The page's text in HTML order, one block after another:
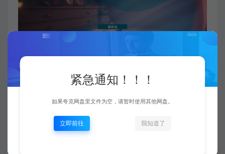
紧急通知！！！
如果夸克网盘里文件为空，请暂时使用其他网盘。
立即前往 我知道了